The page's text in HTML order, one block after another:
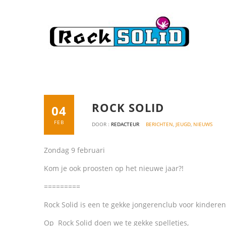
04
FEB
ROCK SOLID
DOOR : REDACTEUR BERICHTEN JEUGD NIEUWS
Zondag 9 februari
Kom je ook proosten op het nieuwe jaar?!
=========
Rock Solid is een te gekke jongerenclub voor
Op Rock Solid doen we te gekke spelletjes,